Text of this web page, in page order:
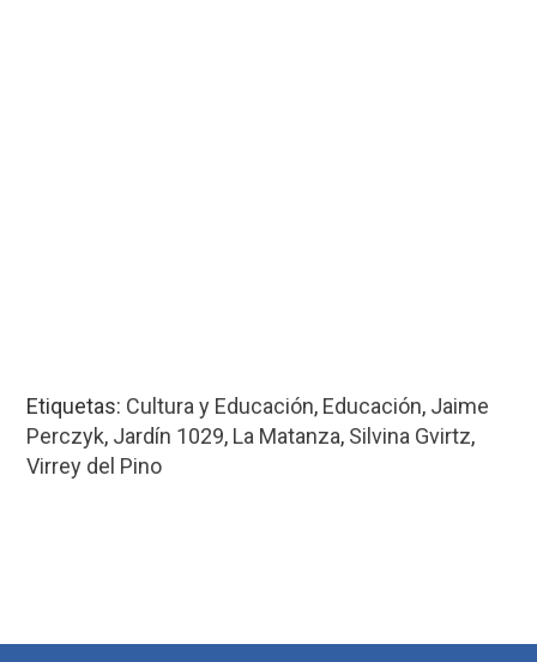
Etiquetas: Cultura y Educación, Educación, Jaime
Perczyk, Jardín 1029, La Matanza, Silvina Gvirtz,
Virrey del Pino